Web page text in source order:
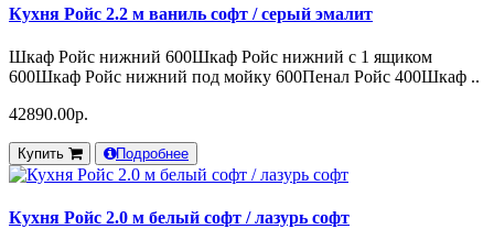
Кухня Ройс 2.2 м ваниль софт / серый эмалит
Шкаф Ройс нижний 600Шкаф Ройс нижний с 1 ящиком
600Шкаф Ройс нижний под мойку 600Пенал Ройс 400Шкаф ..
42890.00р.
Купить Подробнее
Кухня Ройс 2.0 м белый софт / лазурь софт